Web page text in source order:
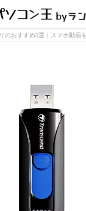
のおすすめ5選｜スマホ動画